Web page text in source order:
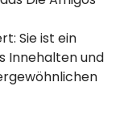
Sie ist ein
Innehalten und